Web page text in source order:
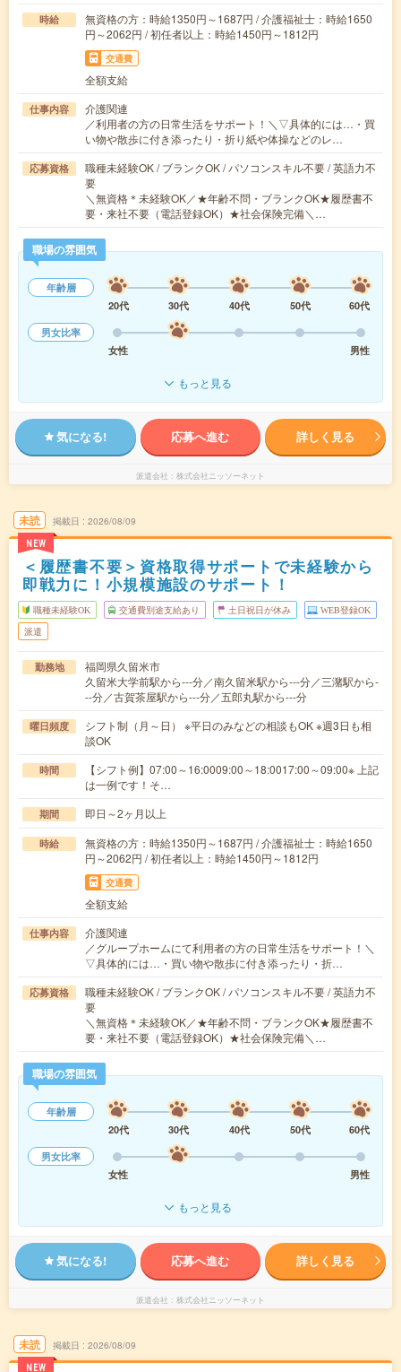
時給
無資格の方：時給1350円～1687円 / 介護福祉士：時給1650
円～2062円 / 初任者以上：時給1450円～1812円
交通費
全額支給
仕事内容
介護関連
／利用者の方の日常生活をサポート！＼▽具体的には…・買
い物や散歩に付き添ったり・折り紙や体操などのレ…
応募資格
職種未経験OK / ブランクOK / パソコンスキル不要 / 英語力不
要
＼無資格＊未経験OK／★年齢不問・ブランクOK★履歴書不
要・来社不要（電話登録OK）★社会保険完備＼…
職場の雰囲気
年齢層
20代
30代 40代 50代
60代
男女比率
女性
男性
もっと見る
気になる! 応募へ進む 詳しく見る
派遣会社 株式会社ニッソーネット
未読
NEW
掲載日 2026/08/09
＜履歴書不要＞資格取得サポートで未経験から
即戦力に！小規模施設のサポート！
職種未経験OK 交通費別途支給あり 土日祝日が休み WEB登録OK
派遣
勤務地
福岡県久留米市
久留米大学前駅から---分／南久留米駅から---分／三潴駅から-
--分／古賀茶屋駅から---分／五郎丸駅から---分
曜日頻度
シフト制（月～日） ※平日のみなどの相談もOK ※週3日も相
談OK
時間
【シフト例】07:00～16:0009:00～18:0017:00～09:00※ 上記
は一例です！そ…
期間 即日～2ヶ月以上
時給
無資格の方：時給1350円～1687円 / 介護福祉士：時給1650
円～2062円 / 初任者以上：時給1450円～1812円
交通費
全額支給
仕事内容
介護関連
／グループホームにて利用者の方の日常生活をサポート！＼
▽具体的には…・買い物や散歩に付き添ったり・折…
応募資格
職種未経験OK / ブランクOK / パソコンスキル不要 / 英語力不
要
＼無資格＊未経験OK／★年齢不問・ブランクOK★履歴書不
要・来社不要（電話登録OK）★社会保険完備＼…
職場の雰囲気
年齢層
20代
30代 40代 50代
60代
男女比率
女性
男性
もっと見る
気になる! 応募へ進む 詳しく見る
派遣会社 株式会社ニッソーネット
未読
NEW
掲載日 2026/08/09